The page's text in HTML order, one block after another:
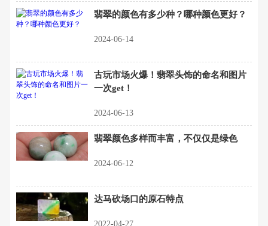
翡翠的颜色有多少种？哪种颜色更好？
2024-06-14
古玩市场火爆！翡翠头饰的命名和图片
一次get！
2024-06-13
翡翠颜色多样而丰富，不仅仅是绿色
2024-06-12
达马砍场口的原石特点
2022-04-27